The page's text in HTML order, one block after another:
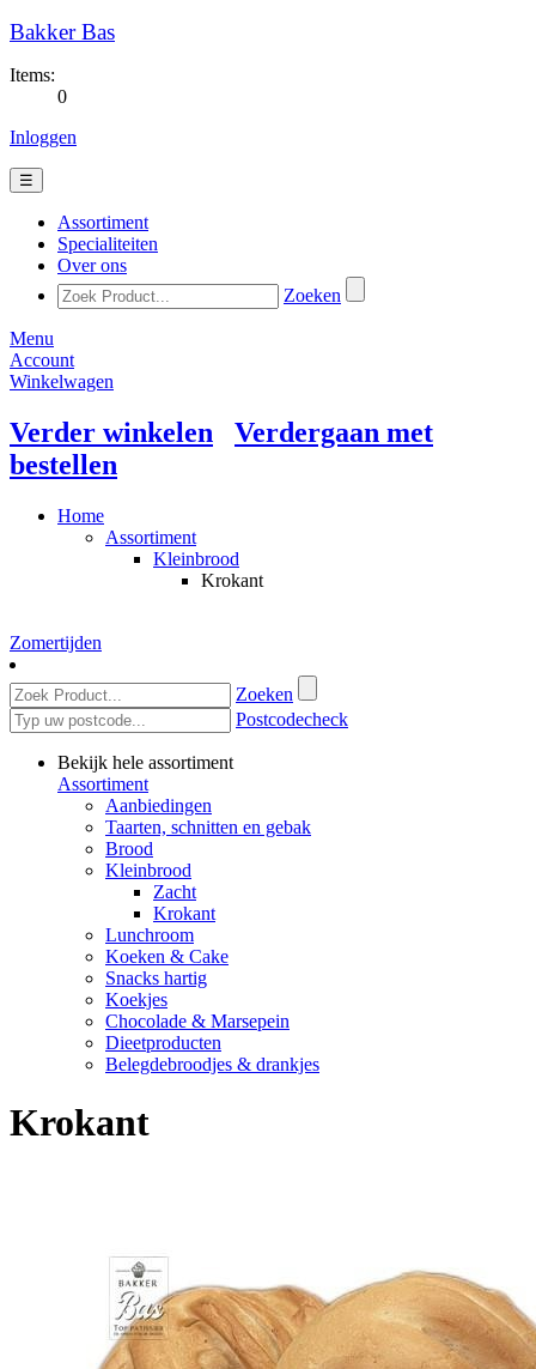
Bakker Bas
Items:
0
Inloggen
☰
Assortiment
Specialiteiten
Over ons
Zoeken
Menu
Account
Winkelwagen
Verder winkelen
Verdergaan met
bestellen
Home
Assortiment
Kleinbrood
Krokant
Zomertijden
Zoeken
Postcodecheck
Bekijk hele assortiment
Assortiment
Aanbiedingen
Taarten, schnitten en gebak
Brood
Kleinbrood
Zacht
Krokant
Lunchroom
Koeken & Cake
Snacks hartig
Koekjes
Chocolade & Marsepein
Dieetproducten
Belegdebroodjes & drankjes
Krokant